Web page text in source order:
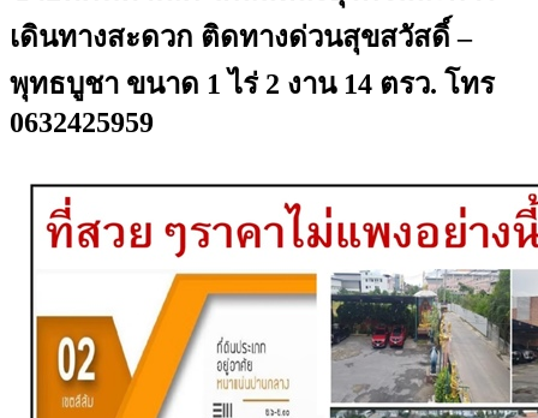
เดินทางสะดวก ติดทางด่วนสุขสวัสดิ์ –
พุทธบูชา ขนาด 1 ไร่ 2 งาน 14 ตรว. โทร
0632425959